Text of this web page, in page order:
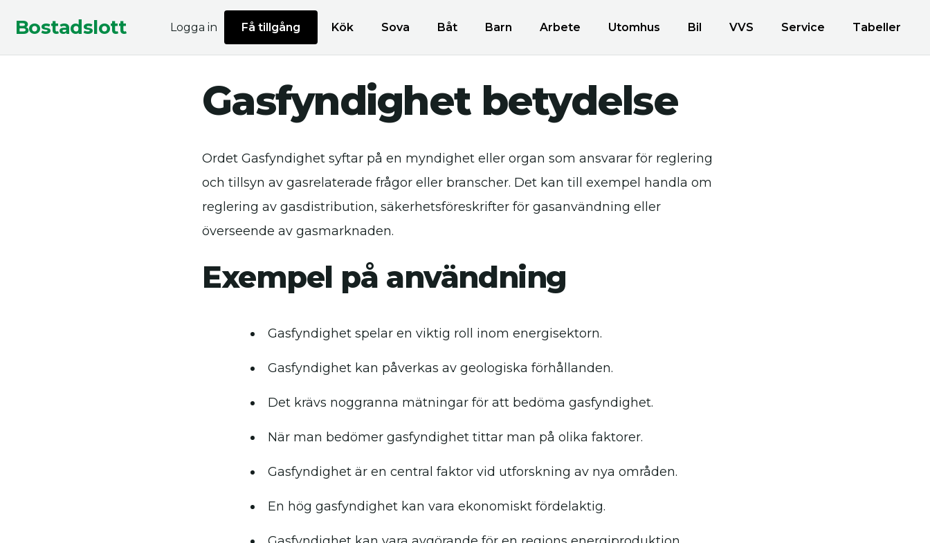
Bostadslott Kök Sova Båt Barn Arbete Utomhus Bil VVS Service Tabeller
Logga in Få tillgång
Gasfyndighet betydelse
Ordet Gasfyndighet syftar på en myndighet eller organ som ansvarar för reglering
och tillsyn av gasrelaterade frågor eller branscher. Det kan till exempel handla om
reglering av gasdistribution, säkerhetsföreskrifter för gasanvändning eller
överseende av gasmarknaden.
Exempel på användning
Gasfyndighet spelar en viktig roll inom energisektorn.
Gasfyndighet kan påverkas av geologiska förhållanden.
Det krävs noggranna mätningar för att bedöma gasfyndighet.
När man bedömer gasfyndighet tittar man på olika faktorer.
Gasfyndighet är en central faktor vid utforskning av nya områden.
En hög gasfyndighet kan vara ekonomiskt fördelaktig.